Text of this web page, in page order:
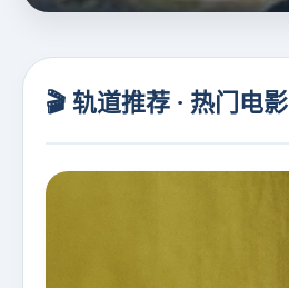
🎬 轨道推荐 · 热门电影